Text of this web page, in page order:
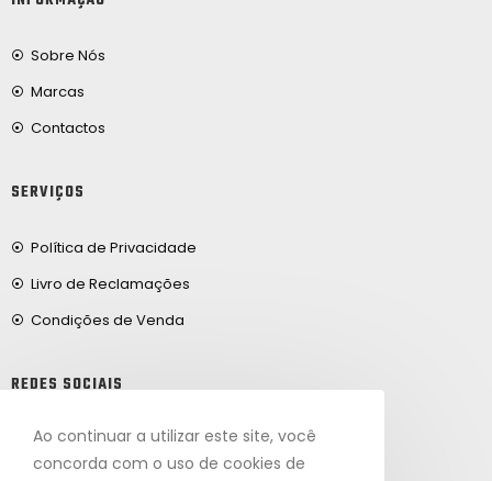
Sobre Nós
Marcas
Contactos
SERVIÇOS
Política de Privacidade
Livro de Reclamações
Condições de Venda
REDES SOCIAIS
Facebook
Ao continuar a utilizar este site, você
concorda com o uso de cookies de